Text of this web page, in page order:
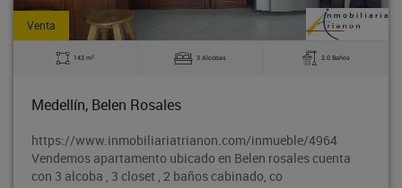
Venta
143 m2 3 Alcobas 2.0 Baños
Medellín, Belen Rosales
https://www.inmobiliariatrianon.com/inmueble/4964
Vendemos apartamento ubicado en Belen rosales cuenta
con 3 alcoba , 3 closet , 2 baños cabinado, co